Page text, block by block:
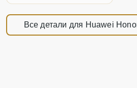
Все детали для Huawei